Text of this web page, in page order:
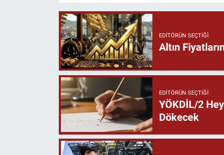
EDITÖRÜN SEÇTIĞI
Altın
EDITÖRÜN SEÇTIĞI
YÖKDİL/2
Dökecek